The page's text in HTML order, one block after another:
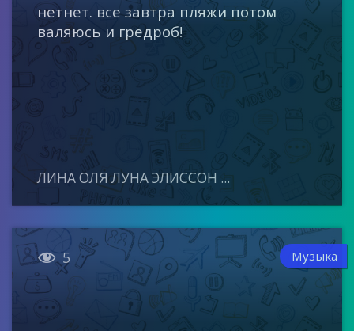
нетнет. все завтра пляжи потом
валяюсь и гредроб!
ЛИНА ОЛЯ ЛУНА ЭЛИССОН ...
 5 Музыка